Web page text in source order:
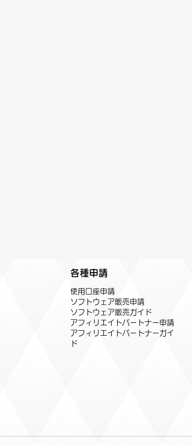
各種申請
​使用口座申請
ソフトウェア販売申請
ソフトウェア販売ガイド
アフィリエイトパートナー申請​
​アフィリエイトパートナーガイ
ド